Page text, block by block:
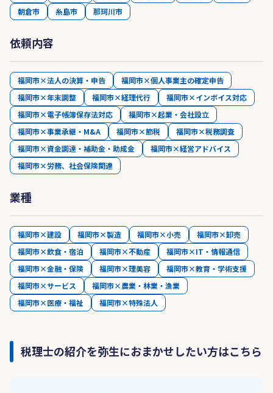
朝倉市
糸島市 那珂川市
依頼内容
福岡市×法人の決算・申告
福岡市×個人事業主の確定申告
福岡市×年末調整
福岡市×経理代行
福岡市×インボイス対応
福岡市×電子帳簿保存法対応
福岡市×起業・会社設立
福岡市×事業承継・M&A
福岡市×節税
福岡市×税務調査
福岡市×資金調達・補助金・助成金
福岡市×経営アドバイス
福岡市×労務、社会保険関連
業種
福岡市×建設 福岡市×製造 福岡市×小売
福岡市×卸売
福岡市×飲食・宿泊
福岡市×不動産
福岡市×IT・情報通信
福岡市×金融・保険
福岡市×理美容
福岡市×教育・学術支援
福岡市×サービス
福岡市×農業・林業・漁業
福岡市×医療・福祉
福岡市×特殊法人
税理士の紹介を弥生におまかせしたい方はこちら